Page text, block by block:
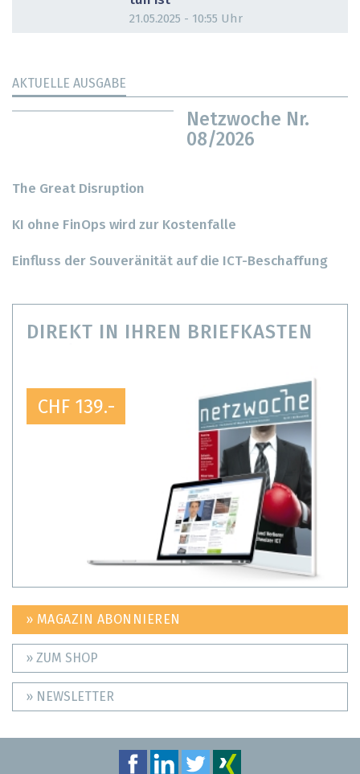
21.05.2025 - 10:55 Uhr
AKTUELLE AUSGABE
Netzwoche Nr.
08/2026
The Great Disruption
KI ohne FinOps wird zur Kostenfalle
Einfluss der Souveränität auf die ICT-Beschaffung
DIREKT IN IHREN BRIEFKASTEN
CHF 139.-
» MAGAZIN ABONNIEREN
» ZUM SHOP
» NEWSLETTER